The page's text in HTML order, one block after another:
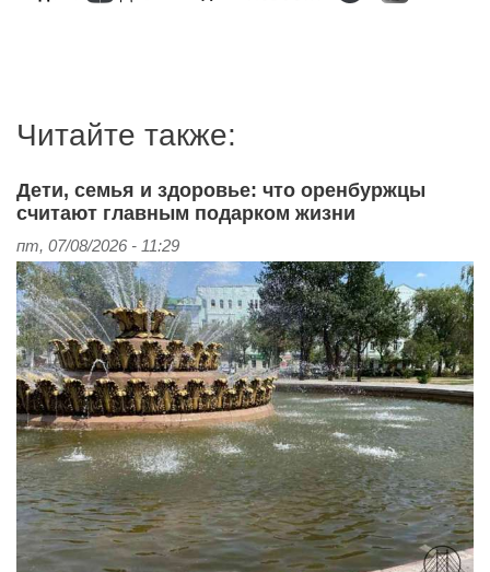
Читайте также:
Дети, семья и здоровье: что оренбуржцы
считают главным подарком жизни
пт, 07/08/2026 - 11:29